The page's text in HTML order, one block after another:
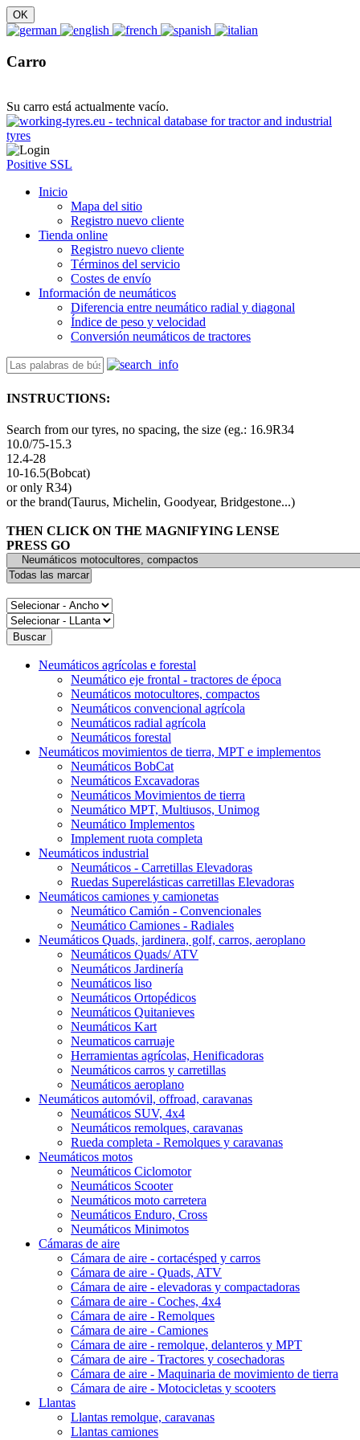
Carro
Su carro está actualmente vacío.
Positive SSL
Inicio
Mapa del sitio
Registro nuevo cliente
Tienda online
Registro nuevo cliente
Términos del servicio
Costes de envío
Información de neumáticos
Diferencia entre neumático radial y diagonal
Índice de peso y velocidad
Conversión neumáticos de tractores
INSTRUCTIONS:
Search from our tyres, no spacing, the size (eg.: 16.9R34
10.0/75-15.3
12.4-28
10-16.5(Bobcat)
or only R34)
or the brand(Taurus, Michelin, Goodyear, Bridgestone...)
THEN CLICK ON THE MAGNIFYING LENSE
PRESS GO
Neumáticos agrícolas e forestal
Neumático eje frontal - tractores de época
Neumáticos motocultores, compactos
Neumáticos convencional agrícola
Neumáticos radial agrícola
Neumáticos forestal
Neumáticos movimientos de tierra, MPT e implementos
Neumáticos BobCat
Neumáticos Excavadoras
Neumáticos Movimientos de tierra
Neumático MPT, Multiusos, Unimog
Neumático Implementos
Implement ruota completa
Neumáticos industrial
Neumáticos - Carretillas Elevadoras
Ruedas Superelásticas carretillas Elevadoras
Neumáticos camiones y camionetas
Neumático Camión - Convencionales
Neumático Camiones - Radiales
Neumáticos Quads, jardinera, golf, carros, aeroplano
Neumáticos Quads/ ATV
Neumáticos Jardinería
Neumáticos liso
Neumáticos Ortopédicos
Neumáticos Quitanieves
Neumáticos Kart
Neumaticos carruaje
Herramientas agrícolas, Henificadoras
Neumáticos carros y carretillas
Neumáticos aeroplano
Neumáticos automóvil, offroad, caravanas
Neumáticos SUV, 4x4
Neumáticos remolques, caravanas
Rueda completa - Remolques y caravanas
Neumáticos motos
Neumáticos Ciclomotor
Neumáticos Scooter
Neumáticos moto carretera
Neumáticos Enduro, Cross
Neumáticos Minimotos
Cámaras de aire
Cámara de aire - cortacésped y carros
Cámara de aire - Quads, ATV
Cámara de aire - elevadoras y compactadoras
Cámara de aire - Coches, 4x4
Cámara de aire - Remolques
Cámara de aire - Camiones
Cámara de aire - remolque, delanteros y MPT
Cámara de aire - Tractores y cosechadoras
Cámara de aire - Maquinaria de movimiento de tierra
Cámara de aire - Motocicletas y scooters
Llantas
Llantas remolque, caravanas
Llantas camiones